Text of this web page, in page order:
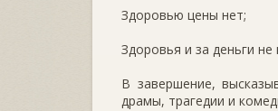
Здоровью цены нет;
Здоровья и за деньги не
В завершение,
драмы, трагедии и